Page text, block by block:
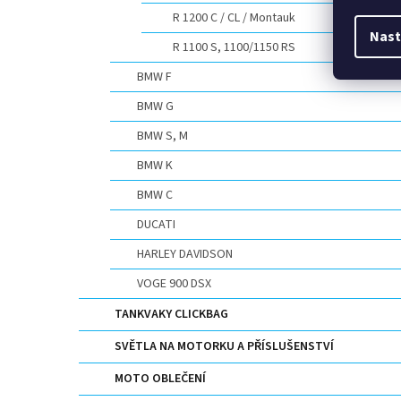
R 1200 C / CL / Montauk
R 1100 S, 1100/1150 RS
BMW F
BMW G
BMW S, M
BMW K
BMW C
DUCATI
HARLEY DAVIDSON
VOGE 900 DSX
TANKVAKY CLICKBAG
SVĚTLA NA MOTORKU A PŘÍSLUŠENSTVÍ
MOTO OBLEČENÍ